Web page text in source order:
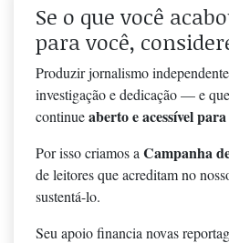
Se o que você
para você,
Produzir jornalismo
investigação e dedicação — e
continueaberto e acessível
Por isso criamos a Campanha
de leitores que acreditam no
sustentá-lo.
Seu apoio financia novas